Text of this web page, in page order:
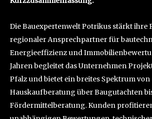
Die Bauexpertenwelt Potrikus stärkt ihre
regionaler Ansprechpartner für
Energieeffizienz und
Jahren begleitet das Unternehmen
Pfalz und bietet ein breites Spektrum von
Hauskaufberatung über Baugutachten
Fördermittelberatung. Kunden